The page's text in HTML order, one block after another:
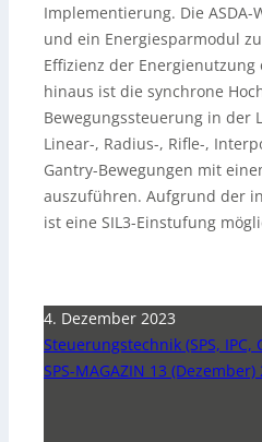
Implementierung. Die ASDA-
und ein Energiesparmodul
Effizienz der
hinaus ist die synchrone
Bewegungssteuerung in der
Linear-, Radius-, Rifle-,
Gantry-Bewegungen mit
auszuführen. Aufgrund der
ist eine SIL3-Einstufung
4. Dezember 2023
Steuerungstechnik (SPS, IPC,
SPS-MAGAZIN 13 (Dezember)